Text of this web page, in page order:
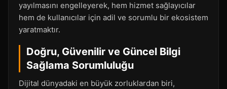
yayılmasını engelleyerek, hem hizmet sağlayıcılar
hem de kullanıcılar için adil ve sorumlu bir ekosistem
yaratmaktır.
Doğru, Güvenilir ve Güncel Bilgi
Sağlama Sorumluluğu
Dijital dünyadaki en büyük zorluklardan biri,